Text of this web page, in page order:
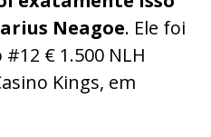
Neagoe. Ele foi
€ 1.500 NLH
Kings, em